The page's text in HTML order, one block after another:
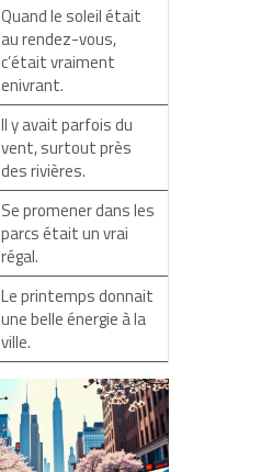
Quand le soleil était
au rendez-vous,
c’était vraiment
enivrant.
Il y avait parfois du
vent, surtout près
des rivières.
Se promener dans les
parcs était un vrai
régal.
Le printemps donnait
une belle énergie à la
ville.